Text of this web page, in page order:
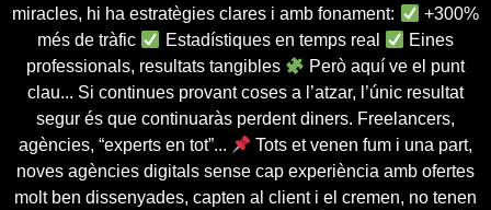
miracles, hi ha estratègies clares i amb fonament:
+300%
més de tràfic
Estadístiques en temps real
Eines
professionals, resultats tangibles
Però aquí ve el punt
clau... Si continues provant coses a l’atzar, l’únic resultat
segur és que continuaràs perdent diners. Freelancers,
agències, “experts en tot”...
Tots et venen fum i una part,
noves agències digitals sense cap experiència amb ofertes
molt ben dissenyades, capten al client i el cremen, no tenen